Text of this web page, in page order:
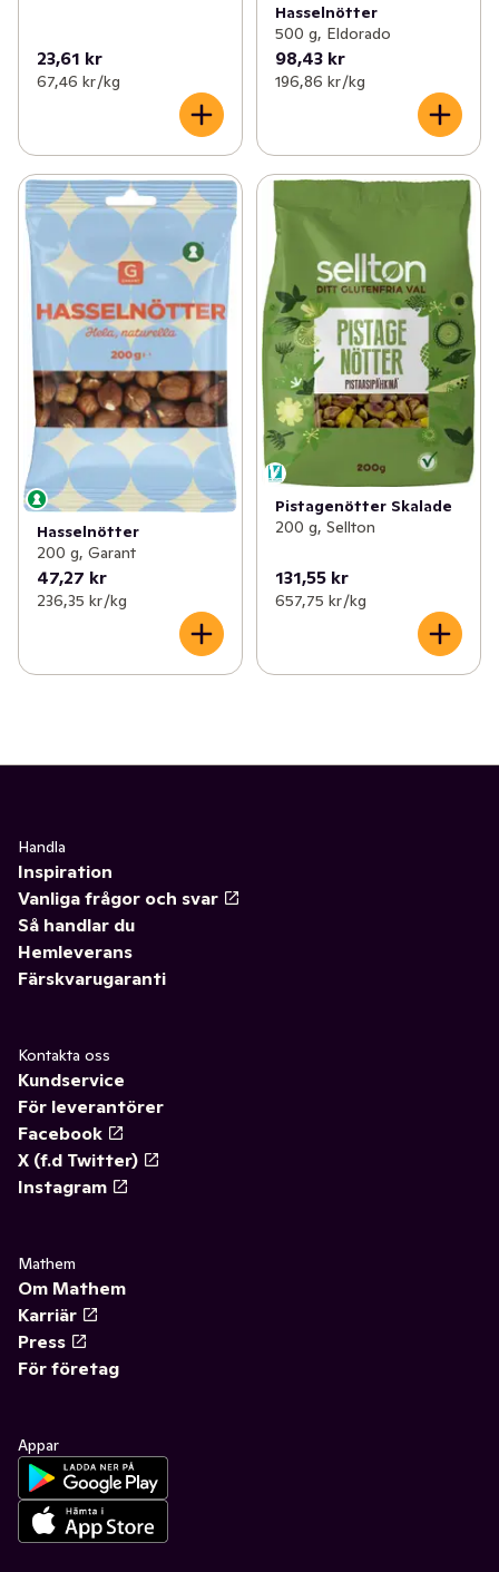
23,61 kr
67,46 kr /kg
Hasselnötter
500 g, Eldorado
98,43 kr
196,86 kr /kg
Hasselnötter
200 g, Garant
47,27 kr
236,35 kr /kg
Pistagenötter Skalade
200 g, Sellton
131,55 kr
657,75 kr /kg
Handla
Inspiration
Vanliga frågor och svar
Så handlar du
Hemleverans
Färskvarugaranti
Kontakta oss
Kundservice
För leverantörer
Facebook
X (f.d Twitter)
Instagram
Mathem
Om Mathem
Karriär
Press
För företag
Appar